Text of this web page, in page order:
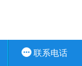
联系电话